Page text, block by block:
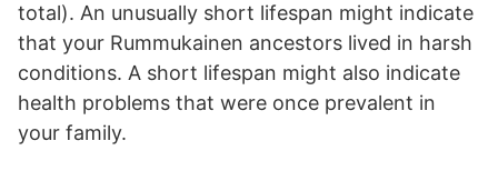
total). An unusually short lifespan might indicate
that your Rummukainen ancestors lived in harsh
conditions. A short lifespan might also indicate
health problems that were once prevalent in
your family.